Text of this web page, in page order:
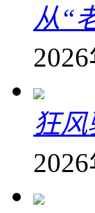
从“
狂